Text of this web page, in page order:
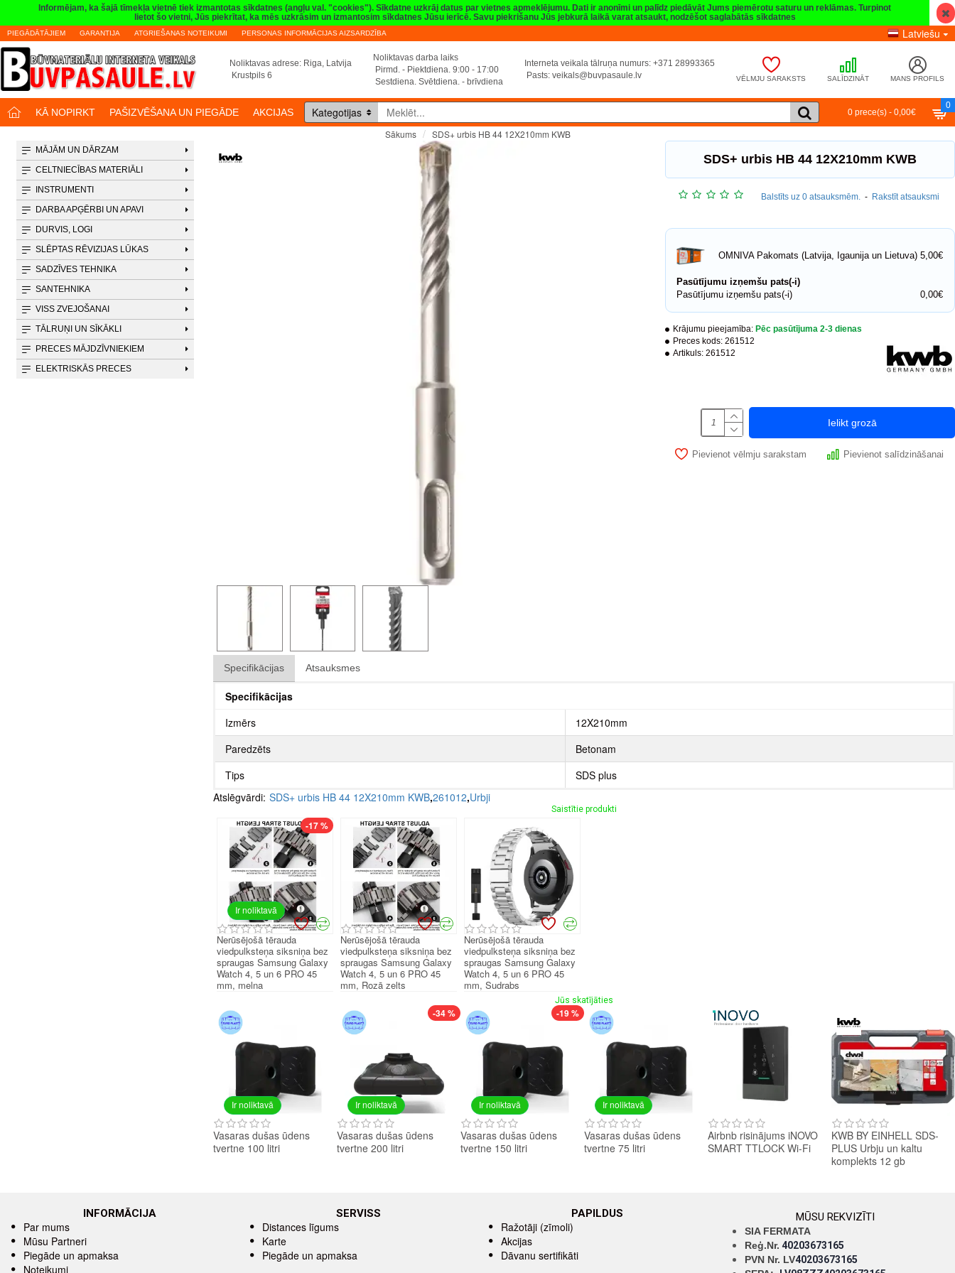
Informējam, ka šajā tīmekļa vietnē tiek izmantotas sīkdatnes (angļu val. "cookies"). Sīkdatne uzkrāj datus par vietnes apmeklējumu. Dati ir anonīmi un palīdz piedāvāt Jums piemērotu saturu un reklāmas. Turpinot
lietot šo vietni, Jūs piekrītat, ka mēs uzkrāsim un izmantosim sīkdatnes Jūsu ierīcē. Savu piekrišanu Jūs jebkurā laikā varat atsaukt, nodzēšot saglabātās sīkdatnes
PIEGĀDĀTĀJIEM GARANTIJA ATGRIEŠANAS NOTEIKUMI PERSONAS INFORMĀCIJAS AIZSARDZĪBA Latviešu
Noliktavas adrese: Riga, Latvija
Krustpils 6
Noliktavas darba laiks
Pirmd. - Piektdiena. 9:00 - 17:00
Sestdiena. Svētdiena. - brīvdiena
Interneta veikala tālruņa numurs: +371 28993365
Pasts: veikals@buvpasaule.lv VĒLMJU SARAKSTS SALĪDZINĀT MANS PROFILS
KĀ NOPIRKT PAŠIZVĒŠANA UN PIEGĀDE AKCIJAS Kategotijas 0 prece(s) - 0,00€
0
Sākums SDS+ urbis HB 44 12X210mm KWB
MĀJĀM UN DĀRZAM
CELTNIECĪBAS MATERIĀLI
INSTRUMENTI
DARBA APĢĒRBI UN APAVI
DURVIS, LOGI
SLĒPTAS RĒVIZIJAS LŪKAS
SADZĪVES TEHNIKA
SANTEHNIKA
VISS ZVEJOŠANAI
TĀLRUŅI UN SĪKĀKLI
PRECES MĀJDZĪVNIEKIEM
ELEKTRISKĀS PRECES
SDS+ urbis HB 44 12X210mm KWB
Krājumu pieejamība: Pēc pasūtījuma 2-3 dienas
Preces kods: 261512
Artikuls: 261512
Balstīts uz 0 atsauksmēm. - Rakstīt atsauksmi
OMNIVA Pakomats (Latvija, Igaunija un Lietuva) 5,00€
Pasūtījumu izņemšu pats(-i)
Pasūtījumu izņemšu pats(-i)
0,00€
Ielikt grozā
Pievienot vēlmju sarakstam Pievienot salīdzināšanai
Specifikācijas Atsauksmes
Specifikācijas
Izmērs
12X210mm
Paredzēts
Betonam
Tips
SDS plus
Atslēgvārdi: SDS+ urbis HB 44 12X210mm KWB,261012,Urbji
Saistītie produkti
Ir noliktavā
-17 %
Nerūsējošā tērauda
viedpulksteņa siksniņa bez
spraugas Samsung Galaxy
Watch 4, 5 un 6 PRO 45
mm, melna
Nerūsējošā tērauda
viedpulksteņa siksniņa bez
spraugas Samsung Galaxy
Watch 4, 5 un 6 PRO 45
mm, Rozā zelts
Nerūsējošā tērauda
viedpulksteņa siksniņa bez
spraugas Samsung Galaxy
Watch 4, 5 un 6 PRO 45
mm, Sudrabs
Jūs skatījāties
Ir noliktavā
Vasaras dušas ūdens
tvertne 100 litri
Ir noliktavā
-34 %
Vasaras dušas ūdens
tvertne 200 litri
Ir noliktavā
-19 %
Vasaras dušas ūdens
tvertne 150 litri
Ir noliktavā
Vasaras dušas ūdens
tvertne 75 litri
Airbnb risinājums iNOVO
SMART TTLOCK Wi-Fi
KWB BY EINHELL SDS-
PLUS Urbju un kaltu
komplekts 12 gb
INFORMĀCIJA
Par mums
Mūsu Partneri
Piegāde un apmaksa
Noteikumi
SERVISS
Distances līgums
Karte
Piegāde un apmaksa
PAPILDUS
Ražotāji (zīmoli)
Akcijas
Dāvanu sertifikāti
MŪSU REKVIZĪTI
SIA FERMATA
Reģ.Nr. 40203673165
PVN Nr. LV40203673165